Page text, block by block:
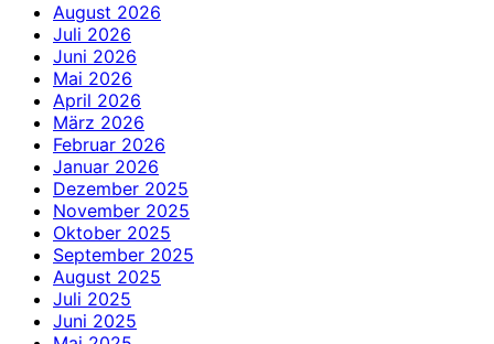
August 2026
Juli 2026
Juni 2026
Mai 2026
April 2026
März 2026
Februar 2026
Januar 2026
Dezember 2025
November 2025
Oktober 2025
September 2025
August 2025
Juli 2025
Juni 2025